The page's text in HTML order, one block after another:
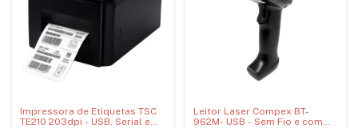
Impressora de Etiquetas TSC
TE210 203dpi - USB, Serial e
Leitor Laser Compex BT-
962M- USB - Sem Fio e com